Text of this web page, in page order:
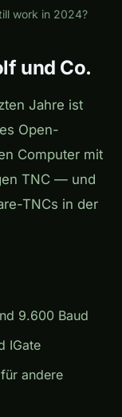
work in 2024?
und Co.
Jahre ist
Open-
Computer mit
TNC — und
TNCs in der
9.600 Baud
IGate
andere